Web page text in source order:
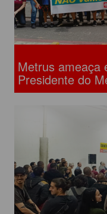
Metrus ameaça
Presidente do